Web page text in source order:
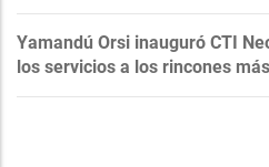
Yamandú Orsi inauguró CTI
los servicios a los rincones